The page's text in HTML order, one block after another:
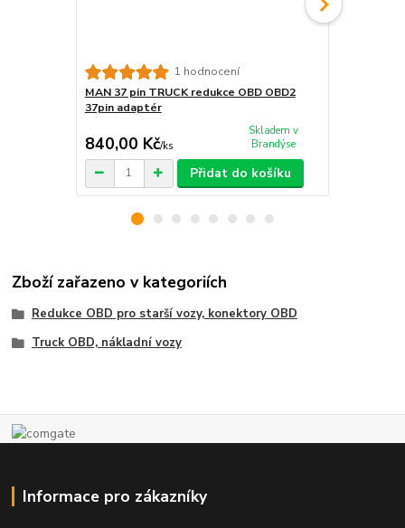
1 hodnocení
MAN 37 pin TRUCK redukce OBD OBD2
37pin adaptér
840,00 Kč/ks
Skladem v
Brandýse
Přidat do košíku
Zboží zařazeno v kategoriích
Redukce OBD pro starší vozy, konektory OBD
Truck OBD, nákladní vozy
Informace pro zákazníky